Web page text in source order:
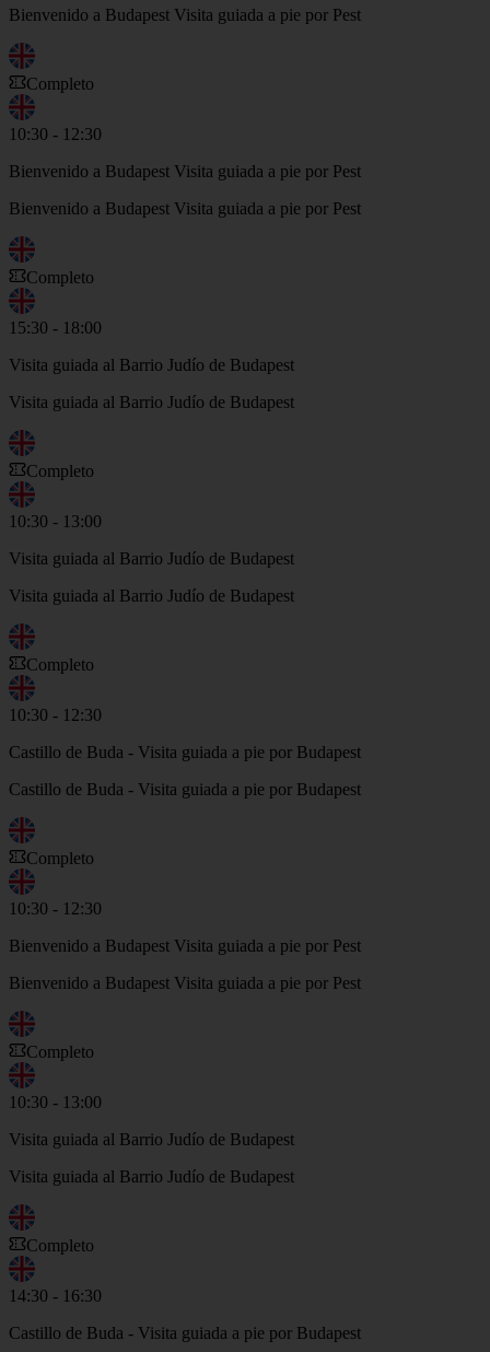
Bienvenido a Budapest Visita guiada a pie por Pest
Completo
10:30 - 12:30
Bienvenido a Budapest Visita guiada a pie por Pest
Bienvenido a Budapest Visita guiada a pie por Pest
Completo
15:30 - 18:00
Visita guiada al Barrio Judío de Budapest
Visita guiada al Barrio Judío de Budapest
Completo
10:30 - 13:00
Visita guiada al Barrio Judío de Budapest
Visita guiada al Barrio Judío de Budapest
Completo
10:30 - 12:30
Castillo de Buda - Visita guiada a pie por Budapest
Castillo de Buda - Visita guiada a pie por Budapest
Completo
10:30 - 12:30
Bienvenido a Budapest Visita guiada a pie por Pest
Bienvenido a Budapest Visita guiada a pie por Pest
Completo
10:30 - 13:00
Visita guiada al Barrio Judío de Budapest
Visita guiada al Barrio Judío de Budapest
Completo
14:30 - 16:30
Castillo de Buda - Visita guiada a pie por Budapest